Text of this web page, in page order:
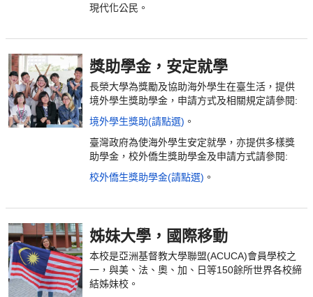
現代化公民。
獎助學金，安定就學
長榮大學為獎勵及協助海外學生在臺生活，提供
境外學生獎助學金，申請方式及相關規定請參閱:
境外學生獎助(請點選) 。
臺灣政府為使海外學生安定就學，亦提供多樣獎
助學金，校外僑生獎助學金及申請方式請參閱:
校外僑生獎助學金(請點選) 。
姊妹大學，國際移動
本校是亞洲基督教大學聯盟(ACUCA)會員學校之
一，與美、法、奧、加、日等150餘所世界各校締
結姊妹校。